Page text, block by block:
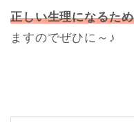
正しい生理になるた
ますのでぜひに～♪